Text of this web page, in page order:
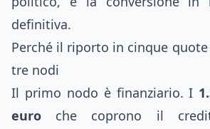
definitiva.
Perché il riporto in cinque
tre nodi
Il primo nodo è finanziario. I
euro che coprono il